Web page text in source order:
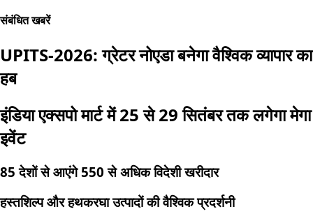
संबंधित खबरें
UPITS-2026: ग्रेटर नोएडा बनेगा वैश्विक व्यापार का
हब
इंडिया एक्सपो मार्ट में 25 से 29 सितंबर तक लगेगा मेगा
इवेंट
85 देशों से आएंगे 550 से अधिक विदेशी खरीदार
हस्तशिल्प और हथकरघा उत्पादों की वैश्विक प्रदर्शनी